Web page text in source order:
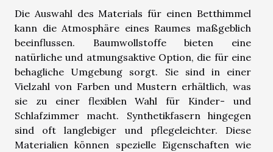
Die Auswahl des Materials für einen Betthimmel
kann die Atmosphäre eines Raumes maßgeblich
beeinflussen. Baumwollstoffe bieten eine
natürliche und atmungsaktive Option, die für eine
behagliche Umgebung sorgt. Sie sind in einer
Vielzahl von Farben und Mustern erhältlich, was
sie zu einer flexiblen Wahl für Kinder- und
Schlafzimmer macht. Synthetikfasern hingegen
sind oft langlebiger und pflegeleichter. Diese
Materialien können spezielle Eigenschaften wie